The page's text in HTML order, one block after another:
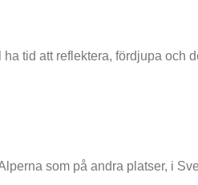
tid att reflektera, fördjupa och
som på andra platser, i